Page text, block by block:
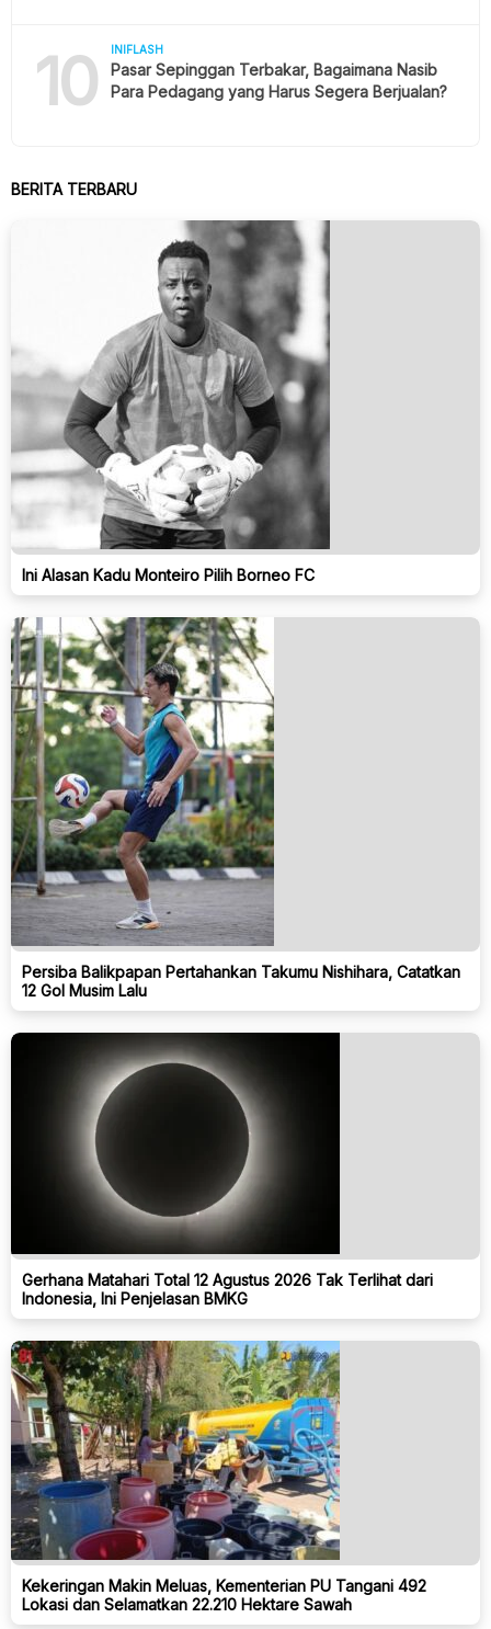
10 INIFLASH
Pasar Sepinggan Terbakar, Bagaimana Nasib
Para Pedagang yang Harus Segera Berjualan?
BERITA TERBARU
Ini Alasan Kadu Monteiro Pilih Borneo FC
Persiba Balikpapan Pertahankan Takumu Nishihara, Catatkan
12 Gol Musim Lalu
Gerhana Matahari Total 12 Agustus 2026 Tak Terlihat dari
Indonesia, Ini Penjelasan BMKG
Kekeringan Makin Meluas, Kementerian PU Tangani 492
Lokasi dan Selamatkan 22.210 Hektare Sawah